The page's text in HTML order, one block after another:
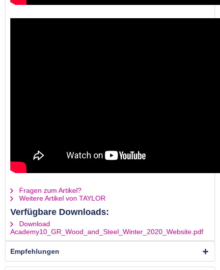
Fragen zum Artikel?
Weitere Artikel von TAYLOR
Verfügbare Downloads:
Download
Academy10_GR_Wood_and_Steel_Winter_2020_Website.pdf
Empfehlungen